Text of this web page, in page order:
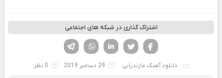
اشتراک گذاری در شبکه های اجتماعی
لینکدین تویتر
فیسوک
دانلود آهنگ مازندرانی 29 دسامبر 2019 0 نظر